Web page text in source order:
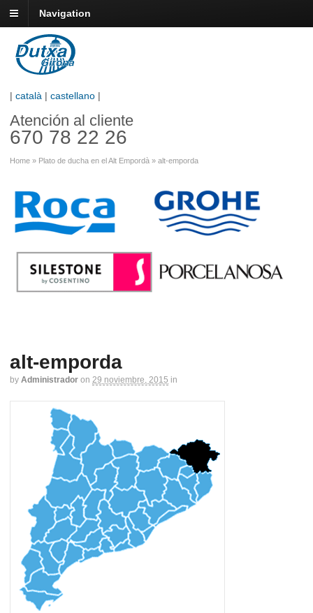
Navigation
| català | castellano |
Atención al cliente
670 78 22 26
Home » Plato de ducha en el Alt Empordà » alt-emporda
alt-emporda
by Administrador on 29 noviembre, 2015 in